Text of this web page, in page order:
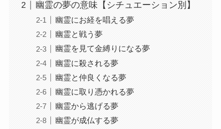
幽霊の夢の意味【シチュエーション別】
幽霊にお経を唱える夢
幽霊と戦う夢
幽霊を見て金縛りになる夢
幽霊に殺される夢
幽霊と仲良くなる夢
幽霊に取り憑かれる夢
幽霊から逃げる夢
幽霊が成仏する夢